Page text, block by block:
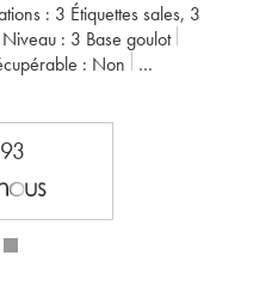
: 3 Étiquettes sales, 3
Niveau : 3 Base goulot
:
non
93